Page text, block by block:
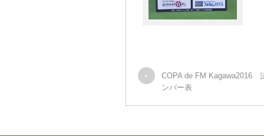
COPA de FM Kagawa2016
ンバー表